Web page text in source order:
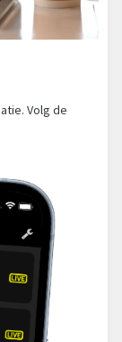
Volg de